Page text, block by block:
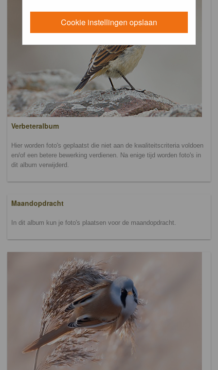
Cookie instellingen opslaan
Verbeteralbum
Hier worden foto's geplaatst die niet aan de kwaliteitscriteria voldoen
en/of een betere bewerking verdienen. Na enige tijd worden foto's in
dit album verwijderd.
Maandopdracht
In dit album kun je foto's plaatsen voor de maandopdracht.